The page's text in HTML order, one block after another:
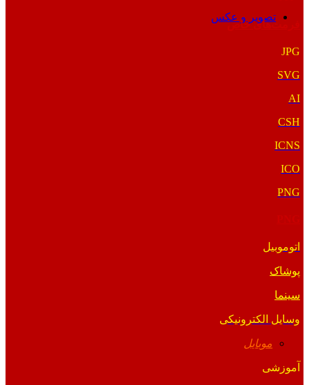
تصویر و عکس
فرمت‌های خاص
JPG
SVG
AI
CSH
ICNS
ICO
PNG
اتوموبیل
پوشاک
سینما
وسایل الکترونیکی
موبایل
آموزشی